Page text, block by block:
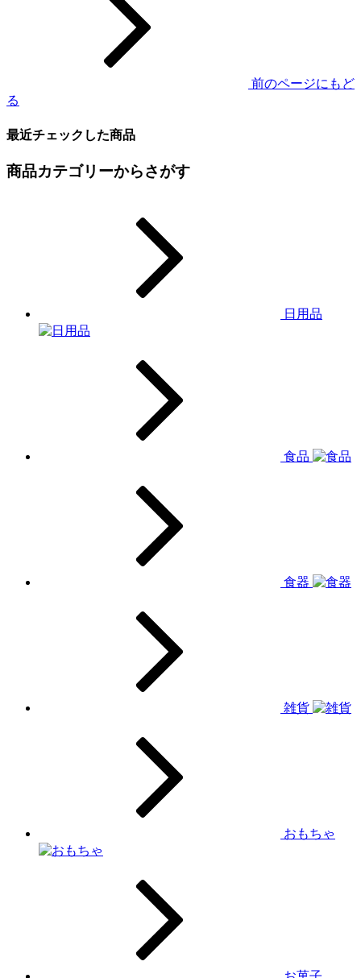
前のページにもど
る
最近チェックした商品
商品カテゴリーからさがす
日用品
食品
食器
雑貨
おもちゃ